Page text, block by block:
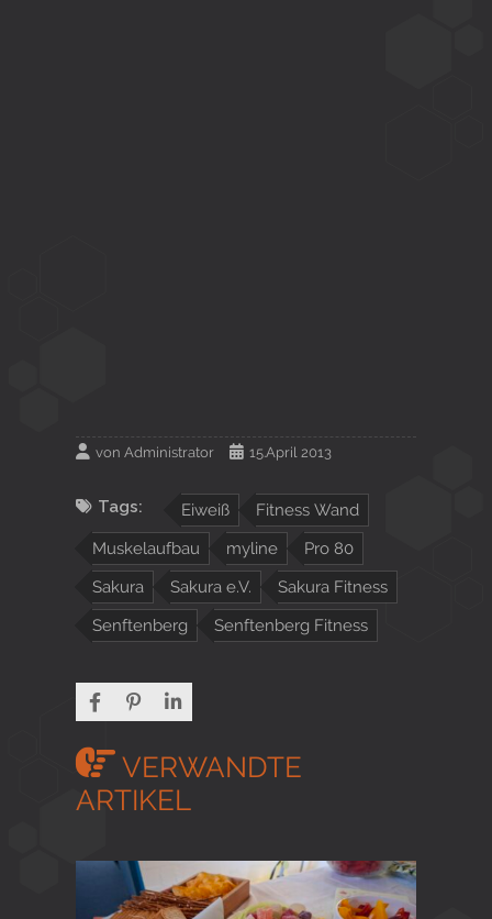
von Administrator 15.April 2013
Tags: Eiweiß Fitness Wand
Muskelaufbau myline Pro 80
Sakura Sakura e.V. Sakura Fitness
Senftenberg Senftenberg Fitness
VERWANDTE
ARTIKEL